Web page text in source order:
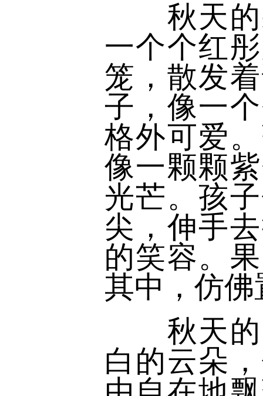
秋天的
一个个红
笼，散发
子，像一
格外可爱
像一颗颗
光芒。孩
尖，伸手
的笑容。
其中，仿
秋天的
白的云朵